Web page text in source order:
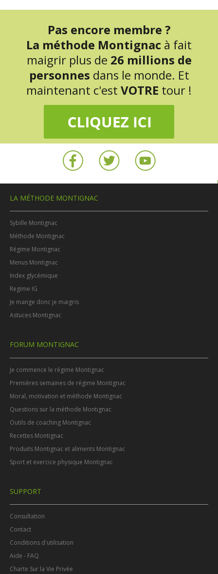
Pas encore membre ?
La méthode Montignac à fait
maigrir plus de 26 millions de
personnes dans le monde. Et
maintenant c'est VOTRE tour !
LA MÉTHODE MONTIGNAC
Sybille Montignac
Méthode Montignac
Régime Montignac
Menus Montignac
Index glycémique
Regime IG
Je mange donc je maigris
Astuces Montignac
FORUM MONTIGNAC
Je commence le régime Montignac
Premières semaines de régime Montignac
Moral, motivation et méthode Montignac
Questions sur la méthode Montignac
Outils de coaching Montignac
Recettes Montignac
Produits Montignac et aliments Montignac
Sport et exercice physique Montignac
SUPPORT
Consultation
Contact
Conditions d'utilisation
Aide - FAQ
Charte Sur la Vie Privée